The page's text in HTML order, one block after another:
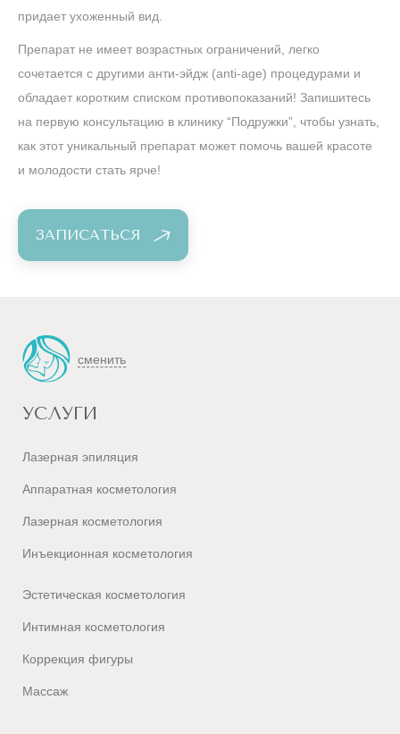
придает ухоженный вид.
Препарат не имеет возрастных ограничений, легко
сочетается с другими анти-эйдж (anti-age) процедурами и
обладает коротким списком противопоказаний! Запишитесь
на первую консультацию в клинику “Подружки”, чтобы узнать,
как этот уникальный препарат может помочь вашей красоте
и молодости стать ярче!
ЗАПИСАТЬСЯ
сменить
УСЛУГИ
Лазерная эпиляция
Аппаратная косметология
Лазерная косметология
Инъекционная косметология
Эстетическая косметология
Интимная косметология
Коррекция фигуры
Массаж